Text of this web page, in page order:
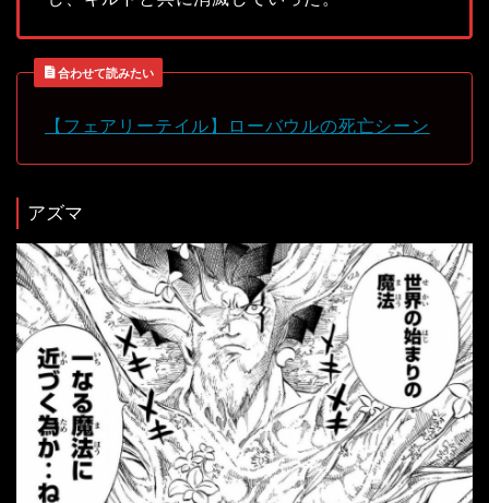
合わせて読みたい
【フェアリーテイル】ローバウルの死亡シーン
アズマ